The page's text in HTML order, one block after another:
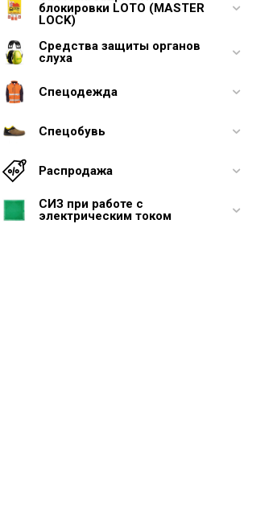
блокировки LOTO (MASTER
LOCK)
Средства защиты органов
слуха
Спецодежда
Спецобувь
Распродажа
СИЗ при работе с
электрическим током